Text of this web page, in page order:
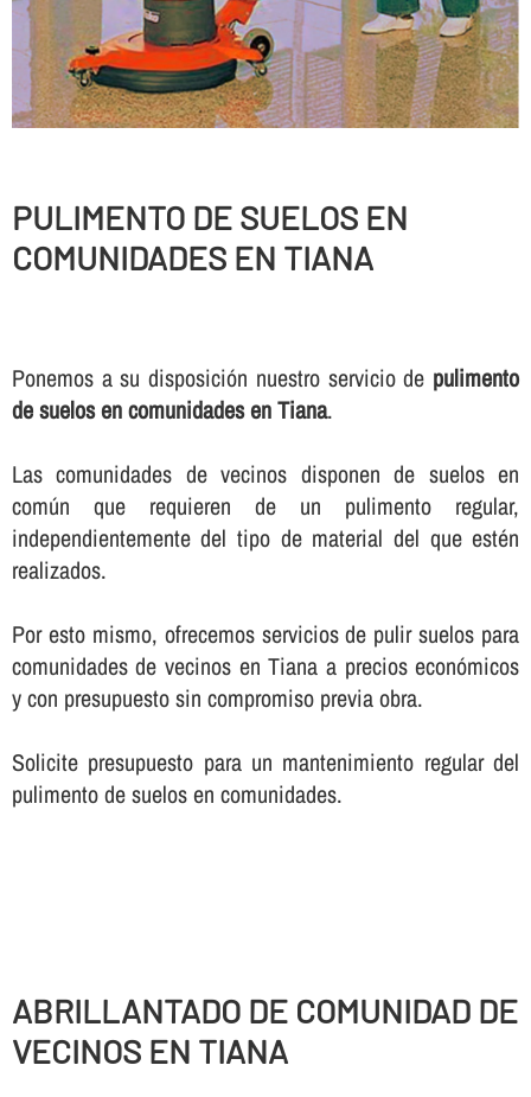
PULIMENTO DE SUELOS EN
COMUNIDADES EN TIANA
Ponemos a su disposición nuestro servicio de pulimento
de suelos en comunidades en Tiana.
Las comunidades de vecinos disponen de suelos en
común que requieren de un pulimento regular,
independientemente del tipo de material del que estén
realizados.
Por esto mismo, ofrecemos servicios de pulir suelos para
comunidades de vecinos en Tiana a precios económicos
y con presupuesto sin compromiso previa obra.
Solicite presupuesto para un mantenimiento regular del
pulimento de suelos en comunidades.
ABRILLANTADO DE COMUNIDAD DE
VECINOS EN TIANA